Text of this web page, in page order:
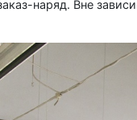
наряд. Вне